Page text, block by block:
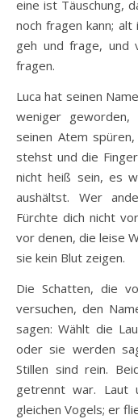
eine ist Täuschung,
noch fragen kann;
geh und frage, und
fragen.
Luca hat seinen
weniger
seinen Atem
stehst und die
nicht heiß sein, es
aushältst. Wer
Fürchte dich nicht
vor denen, die leise
sie kein Blut zeigen.
Die Schatten, die
versuchen, den
sagen: Wählt die
oder sie werden
Stillen sind rein.
getrennt war. Laut
gleichen Vogels; er